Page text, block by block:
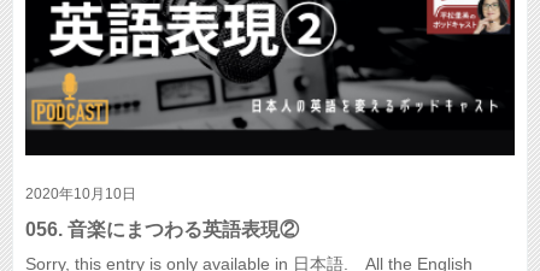
2020年10月10日
056. 音楽にまつわる英語表現②
Sorry, this entry is only available in 日本語. All the English